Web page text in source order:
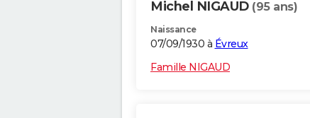
Michel NIGAUD (95 ans)
Naissance
07/09/1930 à Évreux
Famille NIGAUD